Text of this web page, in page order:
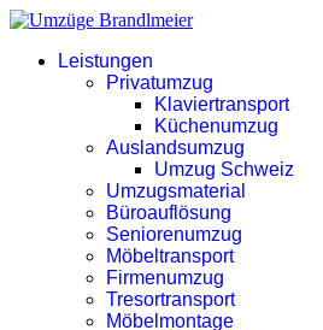
Leistungen
Privatumzug
Klaviertransport
Küchenumzug
Auslandsumzug
Umzug Schweiz
Umzugsmaterial
Büroauflösung
Seniorenumzug
Möbeltransport
Firmenumzug
Tresortransport
Möbelmontage